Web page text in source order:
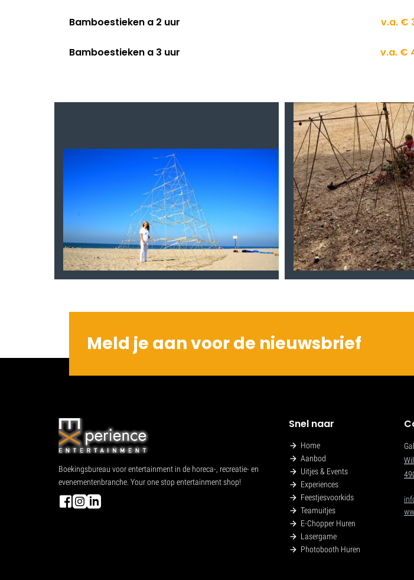
Bamboestieken a 2 uur v.a. €
Bamboestieken a 3 uur v.a. €
Meld je aan voor de nieuwsbrief
Boekingsbureau voor entertainment in de horeca-, recreatie- en
evenementenbranche. Your one stop entertainment shop!
Snel naar
Home
Aanbod
Uitjes & Events
Experiences
Feestjesvoorkids
Teamuitjes
E-Chopper Huren
Lasergame
Photobooth Huren